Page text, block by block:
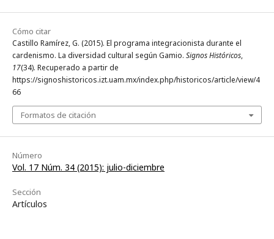
Cómo citar
Castillo Ramírez, G. (2015). El programa integracionista durante el
cardenismo. La diversidad cultural según Gamio. Signos Históricos,
17(34). Recuperado a partir de
https://signoshistoricos.izt.uam.mx/index.php/historicos/article/view/4
66
Formatos de citación
Número
Vol. 17 Núm. 34 (2015): julio-diciembre
Sección
Artículos